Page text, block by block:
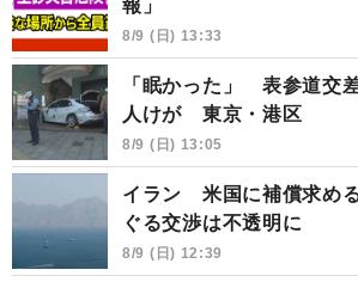
報」
8/9 (日) 13:33
「眠かった」 表参道交
人けが 東京・港区
8/9 (日) 13:05
イラン 米国に補償求め
ぐる交渉は不透明に
8/9 (日) 12:39